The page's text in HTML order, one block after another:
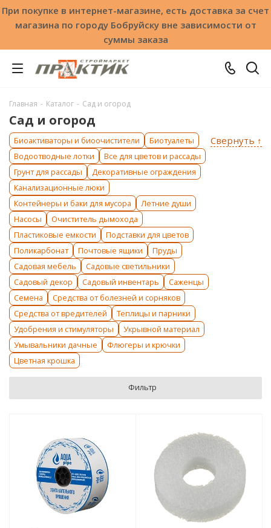
При покупке в интернет-магазине, есть доставка за счет
магазина по городу Бобруйску вне зависимости от
суммы заказа
Главная - Каталог - Сад и огород
Сад и огород
Свернуть ↑
Биоактиваторы и биоочистители
Биотуалеты
Водоотводные лотки
Все для цветов и рассады
Грунт для рассады
Декоративные ограждения
Канализационные люки
Контейнеры и баки для мусора
Летние души
Насосы
Очиститель дымохода
Пластиковые емкости
Подставки для цветов
Поликарбонат
Почтовые ящики
Пруды
Садовая мебель
Садовые светильники
Садовый декор
Садовый инвентарь
Саженцы
Семена
Средства от болезней и сорняков
Средства от вредителей
Теплицы и парники
Удобрения и стимуляторы
Укрывной материал
Умывальники дачные
Флюгеры и крючки
Цветная крошка
Фильтр